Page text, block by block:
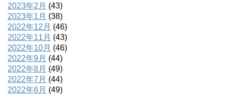
2023年2月 (43)
2023年1月 (38)
2022年12月 (46)
2022年11月 (43)
2022年10月 (46)
2022年9月 (44)
2022年8月 (49)
2022年7月 (44)
2022年6月 (49)